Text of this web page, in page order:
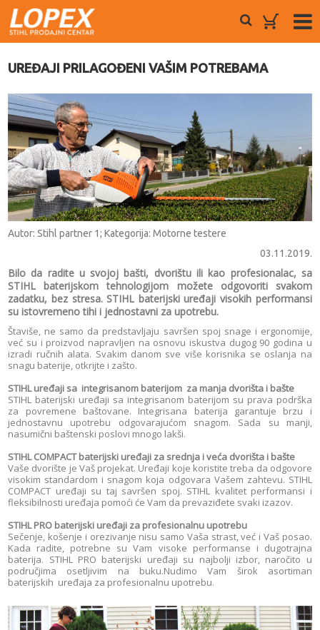
UREĐAJI PRILAGOĐENI VAŠIM POTREBAMA
Autor: Stihl partner 1; Kategorija:Motorne testere
03.11.2019.
Bilo da radite u svojoj bašti, dvorištu ili kao profesionalac, sa
STIHL baterijskom tehnologijom možete odgovoriti svakom
zadatku, bez stresa. STIHL baterijski uređaji visokih performansi
su istovremeno tihi i jednostavni za upotrebu.
Štaviše, ne samo da predstavljaju savršen spoj snage i ergonomije,
već su i proizvod napravljen na osnovu iskustva dugog 90 godina u
izradi ručnih alata. Svakim danom sve više korisnika se oslanja na
snagu baterije, otkrijte i zašto.
STIHL uređaji sa integrisanom baterijom za manja dvorišta i bašte
STIHL baterijski uređaji sa integrisanom baterijom su prava podrška
za povremene baštovane. Integrisana baterija garantuje brzu i
jednostavnu upotrebu odgovarajućom snagom. Sada su manji,
nasumični baštenski poslovi mnogo lakši.
STIHL COMPACT baterijski uređaji za srednja i veća dvorišta i bašte
Vaše dvorište je Vaš projekat. Uređaji koje koristite treba da odgovore
visokim standardom i snagom koja odgovara Vašem zahtevu. STIHL
COMPACT uređaji su taj savršen spoj. STIHL kvalitet performansi i
fleksibilnosti uređaja pomoći će Vam da prevaziđete svaki izazov.
STIHL PRO baterijski uređaji za profesionalnu upotrebu
Sečenje, košenje i orezivanje nisu samo Vaša strast, već i Vaš posao.
Kada radite, potrebne su Vam visoke performanse i dugotrajna
baterija. STIHL PRO baterijski uređaji su najbolji izbor, naročito u
područjima osetljivim na buku.Nudimo Vam širok asortiman
baterijskih uređaja za profesionalnu upotrebu.